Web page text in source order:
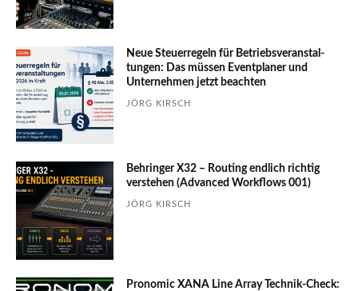
Neue Steuerregeln für Betriebs­ver­an­stal­
tungen: Das müssen Event­planer und
Unter­nehmen jetzt beachten
JÖRG KIRSCH
Behringer X32 – Routing endlich richtig
verstehen (Advanced Workflows 001)
JÖRG KIRSCH
Pronomic XANA Line Array Technik-Check: